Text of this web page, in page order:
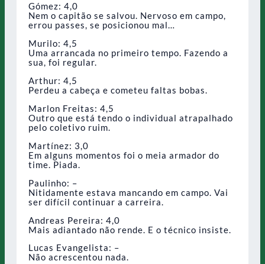
Gómez: 4,0
Nem o capitão se salvou. Nervoso em campo,
errou passes, se posicionou mal…
Murilo: 4,5
Uma arrancada no primeiro tempo. Fazendo a
sua, foi regular.
Arthur: 4,5
Perdeu a cabeça e cometeu faltas bobas.
Marlon Freitas: 4,5
Outro que está tendo o individual atrapalhado
pelo coletivo ruim.
Martínez: 3,0
Em alguns momentos foi o meia armador do
time. Piada.
Paulinho: –
Nitidamente estava mancando em campo. Vai
ser difícil continuar a carreira.
Andreas Pereira: 4,0
Mais adiantado não rende. E o técnico insiste.
Lucas Evangelista: –
Não acrescentou nada.